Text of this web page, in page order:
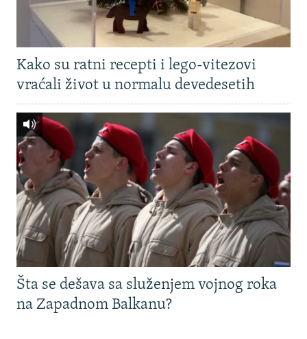
Kako su ratni recepti i lego-vitezovi
vraćali život u normalu devedesetih
Šta se dešava sa služenjem vojnog roka
na Zapadnom Balkanu?